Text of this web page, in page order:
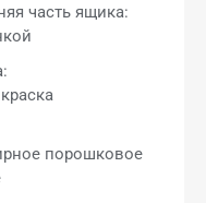
часть ящика:
порошковое